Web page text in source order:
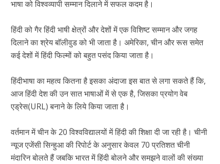
भाषा को विश्वव्यापी सम्मान दिलाने में सफल कदम है।
हिंदी को गैर हिंदी भाषी क्षेत्रों और देशों में एक विशिष्ट सम्मान और जगह
दिलाने का श्रेय बॉलीवुड को भी जाता है। अमेरिका, चीन और रूस समेत
कई देशों में हिंदी फिल्मों को बहुत पसंद किया जाता है।
हिंदीभाषा का महत्व कितना है इसका अंदाजा इस बात से लगा सकते हैं कि,
आज हिंदी देश की उन सात भाषाओं में से एक है, जिसका प्रयोग वेब
एड्रेस(URL) बनाने के लिये किया जाता है।
वर्तमान में चीन के 20 विश्वविद्यालयों में हिंदी की शिक्षा दी जा रही है। चीनी
न्यूज एजेंसी सिन्हुआ की रिपोर्ट के अनुसार केवल 70 प्रतिशत चीनी
मंदारिन बोलते हैं जबकि भारत में हिंदी बोलने और समझने वालों की संख्या